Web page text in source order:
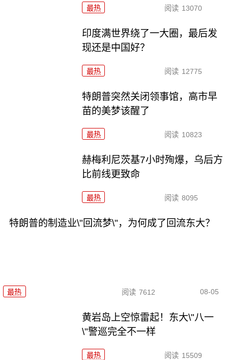
最热 阅读 13070
印度满世界绕了一大圈，最后发
现还是中国好？
最热 阅读 12775
特朗普突然关闭领事馆，高市早
苗的美梦该醒了
最热 阅读 10823
赫梅利尼茨基7小时殉爆，乌后方
比前线更致命
最热 阅读 8095
特朗普的制造业\"回流梦\"，为何成了回流东大？
最热 阅读 7612 08-05
黄岩岛上空惊雷起！东大\"八一
\"警巡完全不一样
最热 阅读 15509